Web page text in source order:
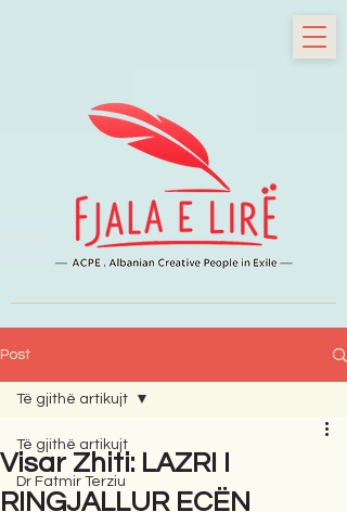
Post
Të gjithë artikujt
Dr Fatmir Terziu
Të gjithë artikujt
Visar Zhiti: LAZRI I
RINGJALLUR ECËN